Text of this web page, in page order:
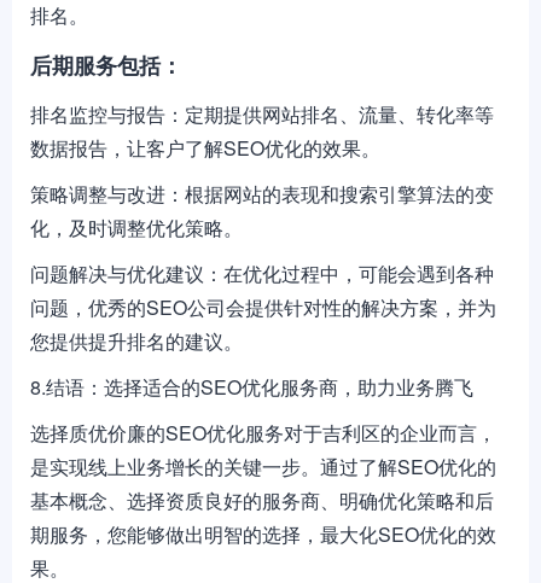
排名。
后期服务包括：
排名监控与报告：定期提供网站排名、流量、转化率等
数据报告，让客户了解SEO优化的效果。
策略调整与改进：根据网站的表现和搜索引擎算法的变
化，及时调整优化策略。
问题解决与优化建议：在优化过程中，可能会遇到各种
问题，优秀的SEO公司会提供针对性的解决方案，并为
您提供提升排名的建议。
8.结语：选择适合的SEO优化服务商，助力业务腾飞
选择质优价廉的SEO优化服务对于吉利区的企业而言，
是实现线上业务增长的关键一步。通过了解SEO优化的
基本概念、选择资质良好的服务商、明确优化策略和后
期服务，您能够做出明智的选择，最大化SEO优化的效
果。